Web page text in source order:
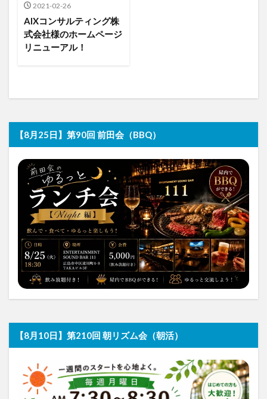
2021-02-26
AIXコンサルティング株
式会社様のホームページ
リニューアル！
【8月25日】第90回 前田会（BBQ）
【8月10日】第210回 朝リズム会（朝活）